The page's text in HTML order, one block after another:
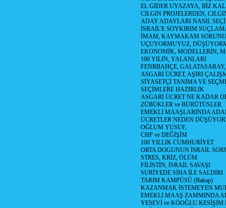
EL GİDER UYAZAYA, BİZ
CILGIN PROJELERDEN,
ADAY ADAYLARI NASIL
İSRAİL'E SOYKIRIM
İMAM, KAYMAKAM SORUNU
UÇUYORMUYUZ,
EKONOMİK, MODELLERİN,
100 YILIN, YALANLARI
FENRBAHÇE,
ASGARİ ÜCRET, AŞIRI
SİYASETÇİ TANIMA VE
SEÇİMLERE HAZIRLIK
ASGARİ ÜCRET NE KADAR
ZÜBÜKLER ve BÜRÜTÜSLER
EMEKLİ MAAŞLARINDA
ÜCRETLER NEDEN
OĞLUM YUSUF,
CHP ve DEĞİŞİM
100 YILLIK CUMHURİYET
ORTA DOGUNUN İSRAİL
STRES, KRİZ, ÖLÜM
FİLİSTİN, İSRAİL SAVAŞI
SURİYEDE SİHA İLE SALDIRI
TARIM KAMPÜSÜ (Bakap)
KAZANMAK İSTEMEYEN
EMEKLİ MAAŞ ZAMMINDA
YESEVİ ve KÖOĞLU